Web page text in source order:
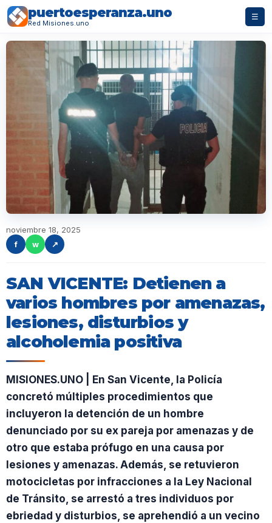
puertoesperanza.uno
Red Misiones.uno
☰
noviembre 18, 2025
f
w ↗
SAN VICENTE: Detienen a
varios hombres por amenazas,
lesiones, disturbios y
alcoholemia positiva
MISIONES.UNO | En San Vicente, la Policía
concretó múltiples procedimientos que
incluyeron la detención de un hombre
denunciado por su ex pareja por amenazas y de
otro que estaba prófugo en una causa por
lesiones y amenazas. Además, se retuvieron
motocicletas por infracciones a la Ley Nacional
de Tránsito, se arrestó a tres individuos por
ebriedad y disturbios, se aprehendió a un vecino